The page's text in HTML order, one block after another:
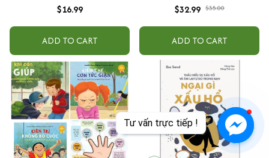
$16.99
ADD TO CART
$32.99 $35.00
ADD TO CART